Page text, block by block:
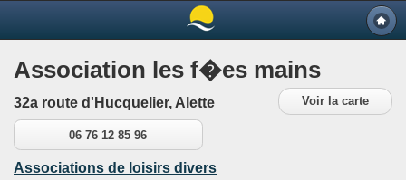
Association les f�es mains
Voir la carte
32a route d'Hucquelier, Alette
06 76 12 85 96
Associations de loisirs divers